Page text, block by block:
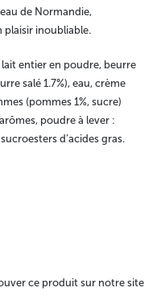
de Normandie,
plaisir inoubliable.
entier en poudre, beurre
salé 1.7%), eau, crème
(pommes 1%, sucre)
poudre à lever :
d’acides gras.
ce produit sur notre site